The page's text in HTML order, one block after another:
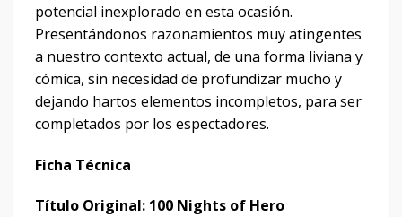
potencial inexplorado en esta ocasión.
Presentándonos razonamientos muy atingentes
a nuestro contexto actual, de una forma liviana y
cómica, sin necesidad de profundizar mucho y
dejando hartos elementos incompletos, para ser
completados por los espectadores.
Ficha Técnica
Título Original: 100 Nights of Hero